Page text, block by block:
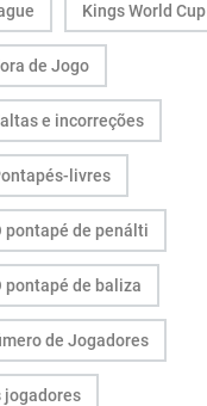
Kings World Cup
de Jogo
e incorreções
livres
pontapé de penálti
pontapé de baliza
de Jogadores
jogadores